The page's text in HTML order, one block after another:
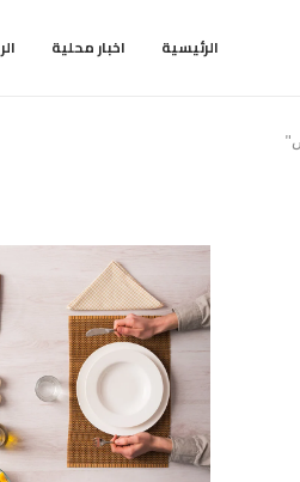
الرئيسية اخبار محلية